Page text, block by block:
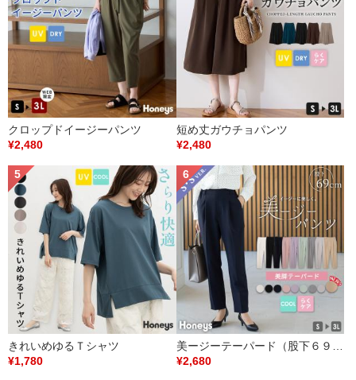
クロップドイージーパンツ
¥2,480
短め丈ガウチョパンツ
¥2,480
きれいめゆるＴシャツ
¥1,780
¥2,680